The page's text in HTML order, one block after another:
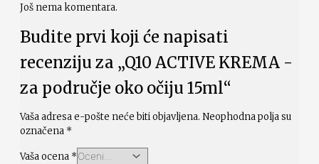
Još nema komentara.
Budite prvi koji će napisati
recenziju za „Q10 ACTIVE KREMA -
za područje oko očiju 15ml“
Vaša adresa e-pošte neće biti objavljena. Neophodna polja su
označena *
Vaša ocena *